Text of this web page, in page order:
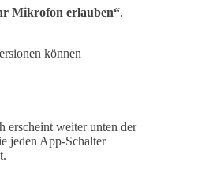
Mikrofon erlauben“.
können
erscheint weiter unten der
jeden App-Schalter